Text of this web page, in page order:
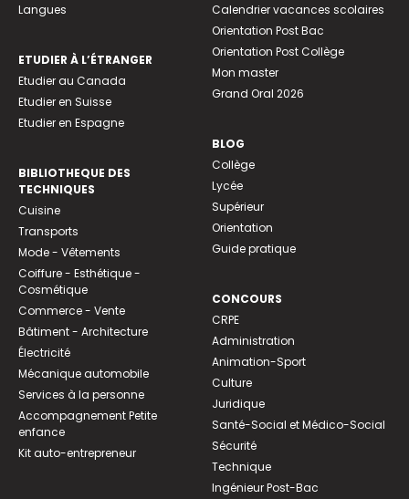
Langues
ETUDIER À L’ÉTRANGER
Etudier au Canada
Etudier en Suisse
Etudier en Espagne
BIBLIOTHEQUE DES
TECHNIQUES
Cuisine
Transports
Mode - Vêtements
Coiffure - Esthétique -
Cosmétique
Commerce - Vente
Bâtiment - Architecture
Électricité
Mécanique automobile
Services à la personne
Accompagnement Petite
enfance
Kit auto-entrepreneur
Calendrier vacances scolaires
Orientation Post Bac
Orientation Post Collège
Mon master
Grand Oral 2026
BLOG
Collège
Lycée
Supérieur
Orientation
Guide pratique
CONCOURS
CRPE
Administration
Animation-Sport
Culture
Juridique
Santé-Social et Médico-Social
Sécurité
Technique
Ingénieur Post-Bac